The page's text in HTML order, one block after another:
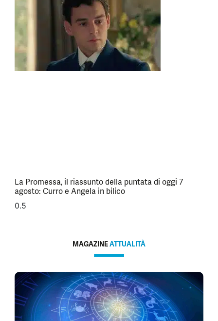
La Promessa, il riassunto della puntata di oggi 7
agosto: Curro e Angela in bilico
MAGAZINEATTUALITÀ